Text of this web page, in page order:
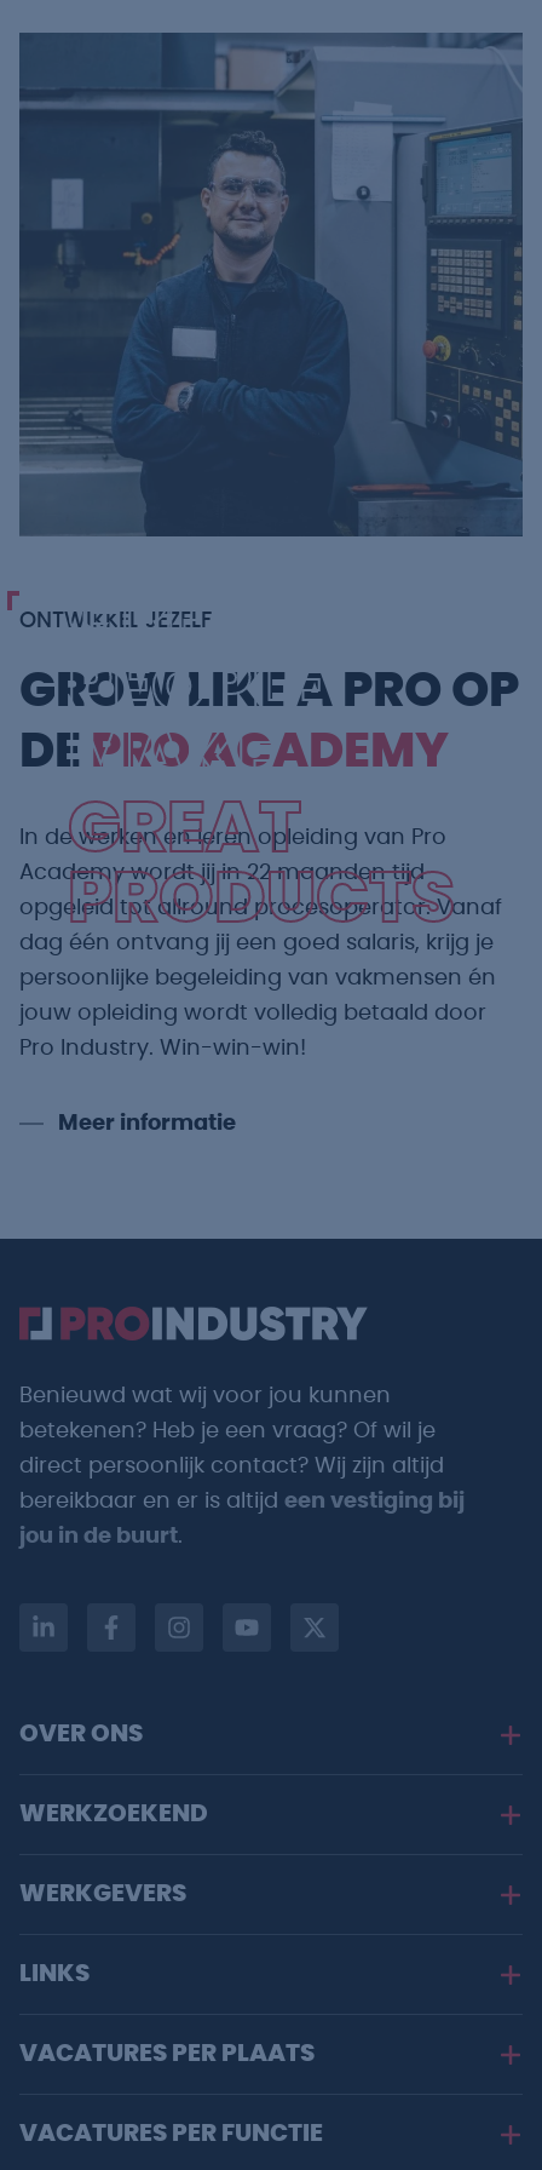
GREAT
PEOPLE
MAKE
GREAT
PRODUCTS
ONTWIKKEL JEZELF
GROW LIKE A PRO OP
DE PRO ACADEMY
In de werken en leren opleiding van Pro
Academy wordt jij in 22 maanden tijd
opgeleid tot allround procesoperator. Vanaf
dag één ontvang jij een goed salaris, krijg je
persoonlijke begeleiding van vakmensen én
jouw opleiding wordt volledig betaald door
Pro Industry. Win-win-win!
Meer informatie
Benieuwd wat wij voor jou kunnen
betekenen? Heb je een vraag? Of wil je
direct persoonlijk contact? Wij zijn altijd
bereikbaar en er is altijd een vestiging bij
jou in de buurt.
OVER ONS
WERKZOEKEND
WERKGEVERS
LINKS
VACATURES PER PLAATS
VACATURES PER FUNCTIE